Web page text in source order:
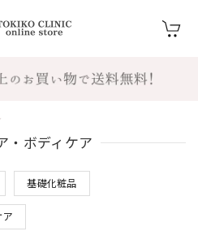
・ボディケア
基礎化粧品
ア